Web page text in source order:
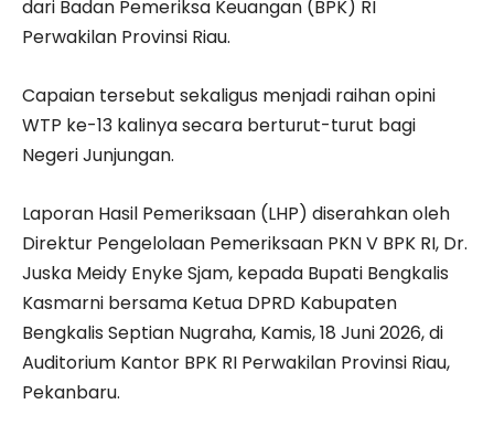
dari Badan Pemeriksa Keuangan (BPK) RI
Perwakilan Provinsi Riau.
Capaian tersebut sekaligus menjadi raihan opini
WTP ke-13 kalinya secara berturut-turut bagi
Negeri Junjungan.
Laporan Hasil Pemeriksaan (LHP) diserahkan oleh
Direktur Pengelolaan Pemeriksaan PKN V BPK RI, Dr.
Juska Meidy Enyke Sjam, kepada Bupati Bengkalis
Kasmarni bersama Ketua DPRD Kabupaten
Bengkalis Septian Nugraha, Kamis, 18 Juni 2026, di
Auditorium Kantor BPK RI Perwakilan Provinsi Riau,
Pekanbaru.